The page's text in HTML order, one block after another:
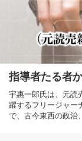
指導者たる者
宇惠一郎氏は、元読
躍するフリージャー
で、古今東西の政治